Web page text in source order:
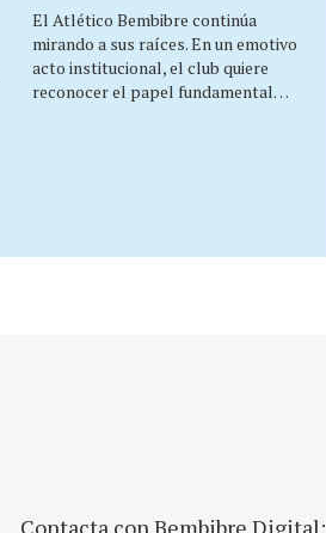
El Atlético Bembibre continúa
mirando a sus raíces. En un emotivo
acto institucional, el club quiere
reconocer el papel fundamental…